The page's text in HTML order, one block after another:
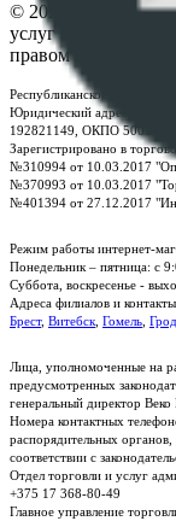
© 2026
услуг
правом
Республиканское
Юридический адрес: г.
192821149, ОКПО
Зарегистрировано в
№310994 от 10.03.2017
№370993 от 10.03.2017
№401394 от 27.12.2017
Режим работы интернет-
Понедельник – пятница: с
Суббота, воскресенье -
Адреса филиалов и
Брест, Витебск Гомель
Лица, уполномоченные на
предусмотренных
генеральный директор Веко
Номера контактных
распорядительных
соответствии с
Отдел торговли и услуг
+375 17 368-80-49
Главное управление